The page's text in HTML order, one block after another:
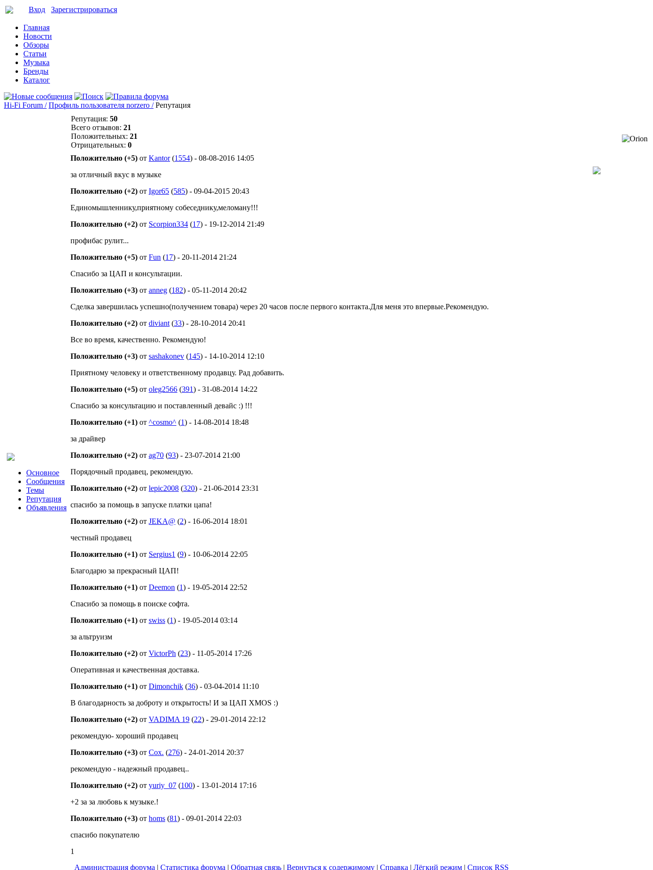
Вход Зарегистрироваться
Главная
Новости
Обзоры
Статьи
Музыка
Бренды
Каталог
Hi-Fi Forum / Профиль пользователя norzero / Репутация
Основное
Сообщения
Темы
Репутация
Объявления
Репутация: 50
Всего отзывов: 21
Положительных: 21
Отрицательных: 0
Положительно (+5) от Kantor(1554) - 08-08-2016 14:05
за отличный вкус в музыке
Положительно (+2) от Igor65 (585) - 09-04-2015 20:43
Единомышленнику,приятному собеседнику,меломану!!!
Положительно (+2) от Scorpion334 (17) - 19-12-2014 21:49
профибас рулит...
Положительно (+5) от Fun (17) - 20-11-2014 21:24
Спасибо за ЦАП и консультации.
Положительно (+3) от anneg (182) - 05-11-2014 20:42
Сделка завершилась успешно(получением товара) через 20 часов после первого контакта.Для меня это впервые.Рекомендую.
Положительно (+2) от diviant (33) - 28-10-2014 20:41
Все во время, качественно. Рекомендую!
Положительно (+3) от sashakonev (145) - 14-10-2014 12:10
Приятному человеку и ответственному продавцу. Рад добавить.
Положительно (+5) от oleg2566 (391) - 31-08-2014 14:22
Спасибо за консультацию и поставленный девайс :) !!!
Положительно (+1) от ^cosmo^ (1) - 14-08-2014 18:48
за драйвер
Положительно (+2) от ag70 (93) - 23-07-2014 21:00
Порядочный продавец, рекомендую.
Положительно (+2) от lepic2008 (320) - 21-06-2014 23:31
спасибо за помощь в запуске платки цапа!
Положительно (+2) от JEKA@ (2) - 16-06-2014 18:01
честный продавец
Положительно (+1) от Sergius1 (9) - 10-06-2014 22:05
Благодарю за прекрасный ЦАП!
Положительно (+1) от Deemon (1) - 19-05-2014 22:52
Спасибо за помощь в поиске софта.
Положительно (+1) от swiss (1) - 19-05-2014 03:14
за альтруизм
Положительно (+2) от VictorPh (23) - 11-05-2014 17:26
Оперативная и качественная доставка.
Положительно (+1) от Dimonchik (36) - 03-04-2014 11:10
В благодарность за доброту и открытость! И за ЦАП XMOS :)
Положительно (+2) от VADIMA 19 (22) - 29-01-2014 22:12
рекомендую- хороший продавец
Положительно (+3) от Cox. (276) - 24-01-2014 20:37
рекомендую - надежный продавец..
Положительно (+2) от yuriy_07 (100) - 13-01-2014 17:16
+2 за за любовь к музыке.!
Положительно (+3) от homs (81) - 09-01-2014 22:03
спасибо покупателю
1
Администрация форума | Статистика форума | Обратная связь | Вернуться к содержимому | Справка | Лёгкий режим | Список RSS